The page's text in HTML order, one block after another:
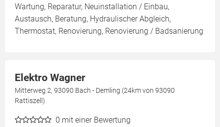
Wartung, Reparatur, Neuinstallation / Einbau,
Austausch, Beratung, Hydraulischer Abgleich,
Thermostat, Renovierung, Renovierung / Badsanierung
Elektro Wagner
Mitterweg 2, 93090 Bach - Demling (24km von 93090
Rattiszell)
0 mit einer Bewertung